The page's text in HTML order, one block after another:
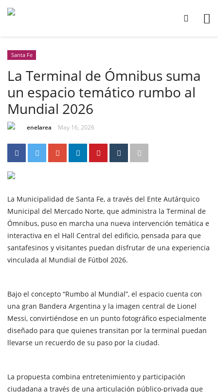
Santa Fe
La Terminal de Ómnibus suma
un espacio temático rumbo al
Mundial 2026
enelarea May 16, 2026
La Municipalidad de Santa Fe, a través del Ente Autárquico
Municipal del Mercado Norte, que administra la Terminal de
Ómnibus, puso en marcha una nueva intervención temática e
interactiva en el Hall Central del edificio, pensada para que
santafesinos y visitantes puedan disfrutar de una experiencia
vinculada al Mundial de Fútbol 2026.
Bajo el concepto “Rumbo al Mundial”, el espacio cuenta con
una gran Bandera Argentina y la imagen central de Lionel
Messi, convirtiéndose en un punto fotográfico especialmente
diseñado para que quienes transitan por la terminal puedan
llevarse un recuerdo de su paso por la ciudad.
La propuesta combina entretenimiento y participación
ciudadana a través de una articulación público-privada que